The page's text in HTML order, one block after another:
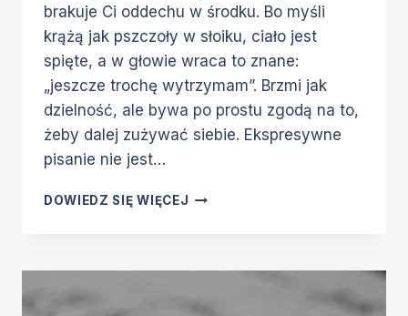
brakuje Ci oddechu w środku. Bo myśli
krążą jak pszczoły w słoiku, ciało jest
spięte, a w głowie wraca to znane:
„jeszcze trochę wytrzymam”. Brzmi jak
dzielność, ale bywa po prostu zgodą na to,
żeby dalej zużywać siebie. Ekspresywne
pisanie nie jest…
DOWIEDZ SIĘ WIĘCEJ PISANIE
NERWOWY: